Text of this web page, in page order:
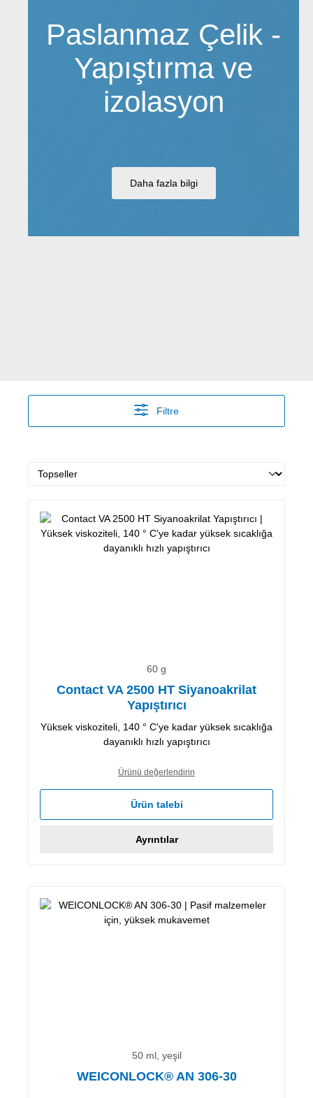
Paslanmaz Çelik -
Yapıştırma ve
izolasyon
Daha fazla bilgi
Filtre
60 g
Contact VA 2500 HT Siyanoakrilat
Yapıştırıcı
Yüksek viskoziteli, 140 ° C'ye kadar yüksek sıcaklığa
dayanıklı hızlı yapıştırıcı
Ürünü değerlendirin
Ürün talebi
Ayrıntılar
50 ml, yeşil
WEICONLOCK® AN 306-30